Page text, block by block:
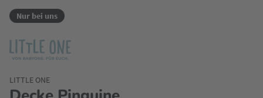
Nur bei uns
LITTLE ONE